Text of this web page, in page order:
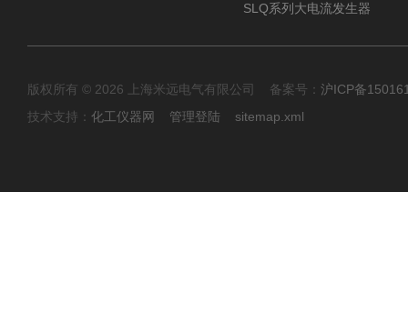
SLQ系列大电流发生器
版权所有 © 2026 上海米远电气有限公司 备案号： 沪ICP备
技术支持： 化工仪器网 管理登陆 sitemap.xml